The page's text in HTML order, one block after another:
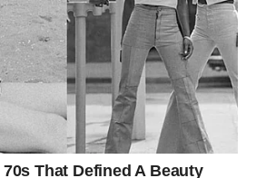
pokazati pravi put.
znakove, osjećaje i ljude koji se
u vašem životu.
šalje ovog vikenda mogla bi
nego što trenutno možete